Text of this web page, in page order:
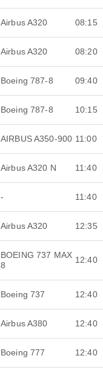
Airbus A320 08:15
Airbus A320 08:20
Boeing 787-8 09:40
Boeing 787-8 10:15
AIRBUS A350-900 11:00
Airbus A320 N 11:40
- 11:40
Airbus A320 12:35
BOEING 737 MAX
8
12:40
Boeing 737 12:40
Airbus A380 12:40
Boeing 777 12:40